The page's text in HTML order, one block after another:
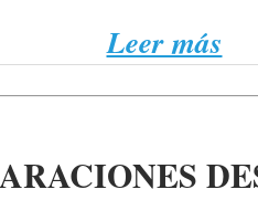
Leer más